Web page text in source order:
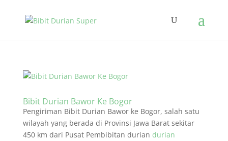
Bibit Durian Bawor Ke Bogor
Pengiriman Bibit Durian Bawor ke Bogor, salah satu
wilayah yang berada di Provinsi Jawa Barat sekitar
450 km dari Pusat Pembibitan durian durian